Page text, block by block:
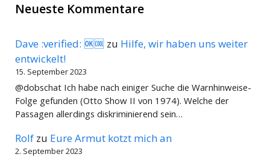
Neueste Kommentare
Dave :verified: 🆗🆒 zu Hilfe, wir haben uns weiter
entwickelt!
15. September 2023
@dobschat Ich habe nach einiger Suche die Warnhinweise-
Folge gefunden (Otto Show II von 1974). Welche der
Passagen allerdings diskriminierend sein…
Rolf zu Eure Armut kotzt mich an
2. September 2023